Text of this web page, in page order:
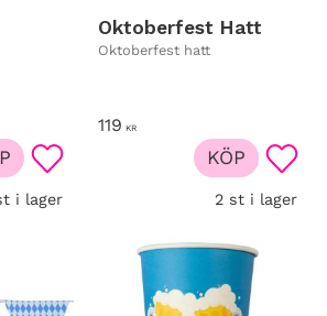
Lägg till i favoriter
i lager
Oktoberfest Hatt
Oktoberfest hatt
119 KR
2 st i lager
KÖP